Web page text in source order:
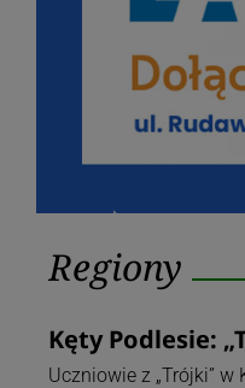
Regiony
Kęty Podlesie:
Uczniowie z „Trójki”